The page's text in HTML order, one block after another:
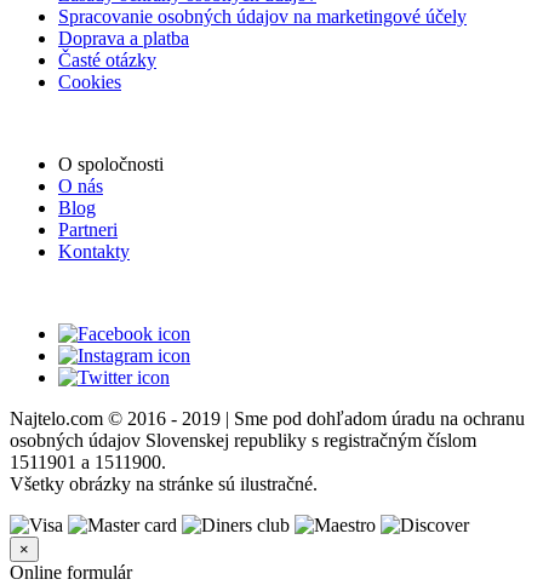
Spracovanie osobných údajov na marketingové účely
Doprava a platba
Časté otázky
Cookies
O spoločnosti
O nás
Blog
Partneri
Kontakty
Najtelo.com © 2016 - 2019 | Sme pod dohľadom úradu na ochranu
osobných údajov Slovenskej republiky s registračným číslom
1511901 a 1511900.
Všetky obrázky na stránke sú ilustračné.
×
Online formulár